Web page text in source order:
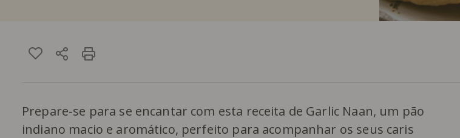
Prepare-se para se encantar com esta receita de Garlic Naan, um pão
indiano macio e aromático, perfeito para acompanhar os seus caris